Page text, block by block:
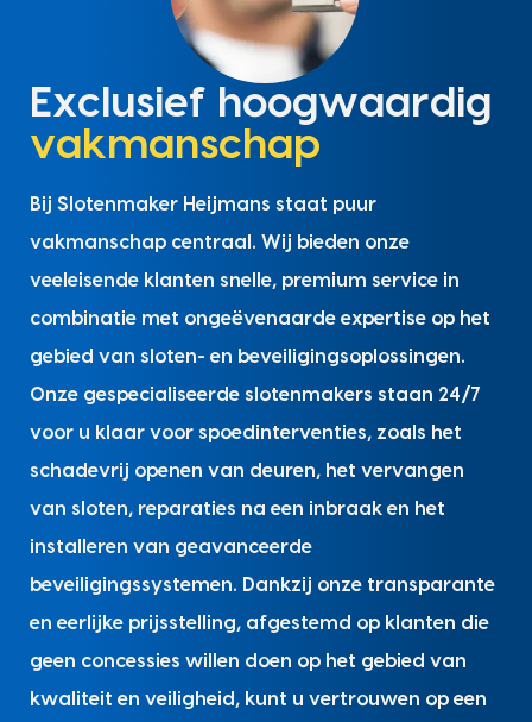
Exclusief hoogwaardig
vakmanschap
Bij Slotenmaker Heijmans staat puur
vakmanschap centraal. Wij bieden onze
veeleisende klanten snelle, premium service in
combinatie met ongeëvenaarde expertise op het
gebied van sloten- en beveiligingsoplossingen.
Onze gespecialiseerde slotenmakers staan 24/7
voor u klaar voor spoedinterventies, zoals het
schadevrij openen van deuren, het vervangen
van sloten, reparaties na een inbraak en het
installeren van geavanceerde
beveiligingssystemen. Dankzij onze transparante
en eerlijke prijsstelling, afgestemd op klanten die
geen concessies willen doen op het gebied van
kwaliteit en veiligheid, kunt u vertrouwen op een